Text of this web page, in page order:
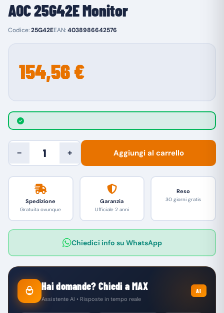
AOC 25G42E Monitor
Codice:25G42EEAN:4038986642576
154,56 €
− + Aggiungi al carrello
Spedizione
Gratuita ovunque
Garanzia
Ufficiale 2 anni
Reso
30 giorni gratis
Chiedici info su WhatsApp
Hai domande? Chiedi a MAX
Assistente AI • Risposte in tempo reale
AI